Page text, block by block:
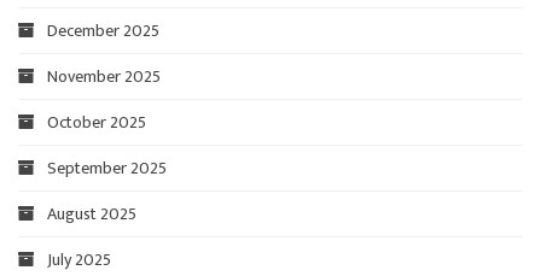
December 2025
November 2025
October 2025
September 2025
August 2025
July 2025